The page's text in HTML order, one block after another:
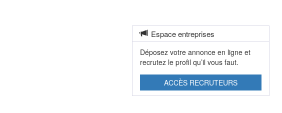
Espace entreprises
Déposez votre annonce en ligne et
recrutez le profil qu’il vous faut.
ACCÈS RECRUTEURS